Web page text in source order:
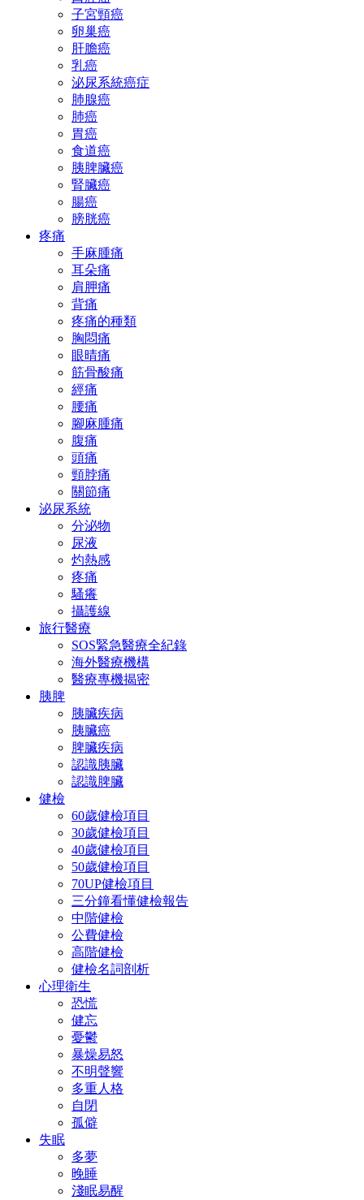
子宮頸癌
卵巢癌
肝膽癌
乳癌
泌尿系統癌症
肺腺癌
肺癌
胃癌
食道癌
胰脾臟癌
腎臟癌
腸癌
膀胱癌
疼痛
手麻腫痛
耳朵痛
肩胛痛
背痛
疼痛的種類
胸悶痛
眼晴痛
筋骨酸痛
經痛
腰痛
腳麻腫痛
腹痛
頭痛
頸脖痛
關節痛
泌尿系統
分泌物
尿液
灼熱感
疼痛
騷癢
攝護線
旅行醫療
SOS緊急醫療全紀錄
海外醫療機構
醫療專機揭密
胰脾
胰臟疾病
胰臟癌
脾臟疾病
認識胰臟
認識脾臟
健檢
60歲健檢項目
30歲健檢項目
40歲健檢項目
50歲健檢項目
70UP健檢項目
三分鐘看懂健檢報告
中階健檢
公費健檢
高階健檢
健檢名詞剖析
心理衛生
恐慌
健忘
憂鬱
暴燥易怒
不明聲響
多重人格
自閉
孤僻
失眠
多夢
晚睡
淺眠易醒